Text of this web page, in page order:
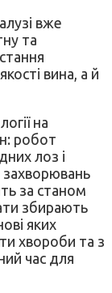
вже
та
вина, а й
на
робот
лоз і
захворювань
за станом
збирають
яких
хвороби та з
час для